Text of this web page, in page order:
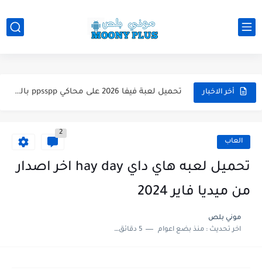
أخر الاخبار تحميل لعبة بيس 2026 على محاكي ppsspp بالتعليق العربي للاندرويد...
تحميل لعبة Total Football مهكرة 2025 اخر اصدار للأندرويد لعبة...
تحميل تطبيق اورج 2025 مهكر من ميديا فاير تطبيق ORG...
العاب
2
تحميل لعبه هاي داي hay day اخر اصدار
من ميديا فاير 2024
موني بلص
اخر تحديث :منذ بضع اعوام 5 دقائق للقراءة